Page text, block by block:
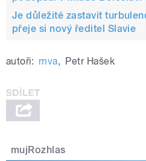
Je důležité zastavit
přeje si nový ředitel Slavie
autoři: mva, Petr Hašek
mujRozhlas